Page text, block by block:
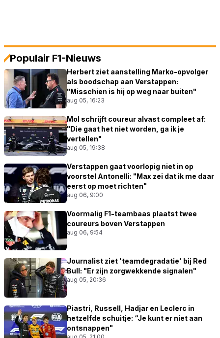
Populair F1-Nieuws
Herbert ziet aanstelling Marko-opvolger
als boodschap aan Verstappen:
"Misschien is hij op weg naar buiten"
aug 05, 16:23
Mol schrijft coureur alvast compleet af:
"Die gaat het niet worden, ga ik je
vertellen"
aug 05, 19:38
Verstappen gaat voorlopig niet in op
voorstel Antonelli: "Max zei dat ik me daar
eerst op moet richten"
aug 06, 9:00
Voormalig F1-teambaas plaatst twee
coureurs boven Verstappen
aug 06, 9:54
Journalist ziet 'teamdegradatie' bij Red
Bull: "Er zijn zorgwekkende signalen"
aug 05, 20:36
Piastri, Russell, Hadjar en Leclerc in
hetzelfde schuitje: “Je kunt er niet aan
ontsnappen"